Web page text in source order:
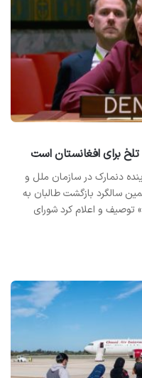
دنمارک در سازمان ملل و
سالگرد بازگشت طالبان به
توصیف و اعلام کرد شورای